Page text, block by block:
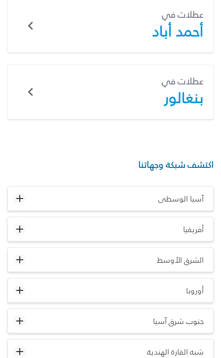
عطلات في
أحمد أباد
عطلات في
بنغالور
اكتشف شبكة وجهاتنا
آسيا الوسطى
أفريقيا
الشرق الأوسط
أوروبا
جنوب شرق آسيا
شبه القارة الهندية